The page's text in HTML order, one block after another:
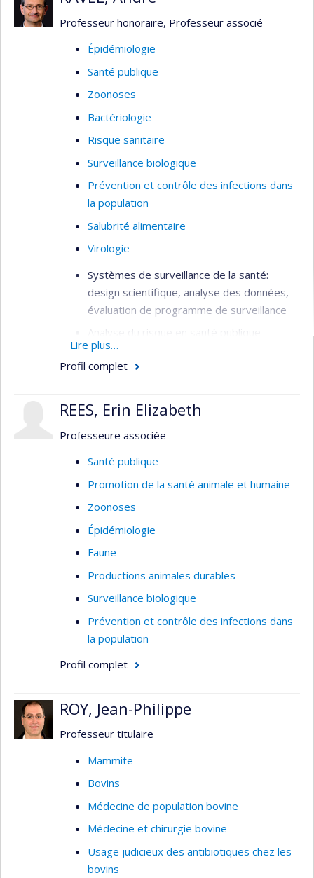
En tant que directeur de la division des sciences
des risques pour la santé publique à l'Agence de
programmes sur l’évaluation des risques de
maladies infectieuses basée sur des modèles,
l’analyse épidémiologique avancée, la géomatique
de la santé publique, l’épidémiologie moléculaire
et la synthèse des connaissances. Les domaines
d’intérêt comprennent les zoonoses, les
maladies à transmission vectorielle, les maladies
d’origine alimentaire et les effets des
changements climatiques.
Professeur honoraire, Professeur associé
Épidémiologie
Santé publique
Zoonoses
Bactériologie
Risque sanitaire
Surveillance biologique
Prévention et contrôle des infections dans
la population
Salubrité alimentaire
Virologie
Systèmes de surveillance de la santé:
design scientifique, analyse des données,
évaluation de programme de surveillance
Analyse du risque en santé publique
Transmission, fardeau et attribution de
source des maladies infectieuses gastro-
Risques pour la santé associés à l’eau
Problématiques en santé publique d’origine
campylobactériose, infections aux E. coli,
yersiniose, antibiorésistance), parasitaire
(giardiase, cryptosporidiose, taeniasis/
neurocysticercose) et virale (rage,
norovirus)
Lire plus…
Profil complet
REES, Erin Elizabeth
Professeure associée
Santé publique
Promotion de la santé animale et humaine
Zoonoses
Épidémiologie
Faune
Productions animales durables
Surveillance biologique
Prévention et contrôle des infections dans
la population
Profil complet
ROY, Jean-Philippe
Professeur titulaire
Mammite
Bovins
Médecine de population bovine
Médecine et chirurgie bovine
Usage judicieux des antibiotiques chez les
bovins